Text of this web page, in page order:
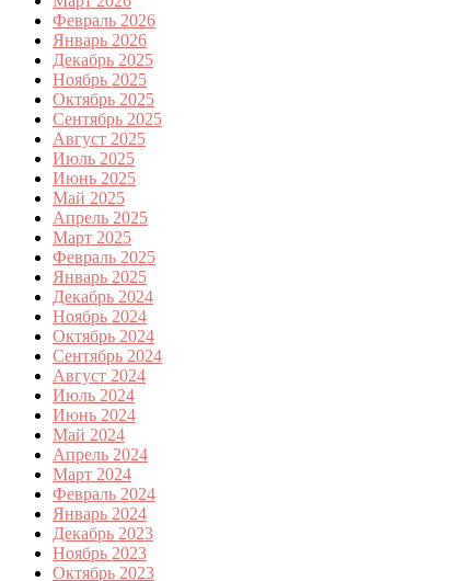
Февраль 2026
Январь 2026
Декабрь 2025
Ноябрь 2025
Октябрь 2025
Сентябрь 2025
Август 2025
Июль 2025
Июнь 2025
Май 2025
Апрель 2025
Март 2025
Февраль 2025
Январь 2025
Декабрь 2024
Ноябрь 2024
Октябрь 2024
Сентябрь 2024
Август 2024
Июль 2024
Июнь 2024
Май 2024
Апрель 2024
Март 2024
Февраль 2024
Январь 2024
Декабрь 2023
Ноябрь 2023
Октябрь 2023